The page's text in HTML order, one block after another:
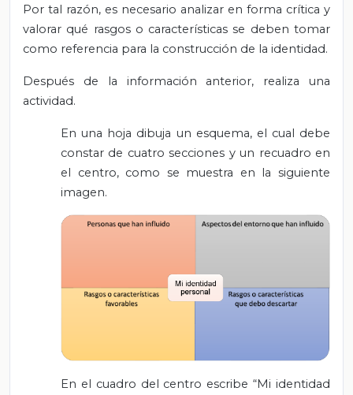
Por tal razón, es necesario analizar en forma crítica y
valorar qué rasgos o características se deben tomar
como referencia para la construcción de la identidad.
Después de la información anterior, realiza una
actividad.
En una hoja dibuja un esquema, el cual debe
constar de cuatro secciones y un recuadro en
el centro, como se muestra en la siguiente
imagen.
En el cuadro del centro escribe “Mi identidad